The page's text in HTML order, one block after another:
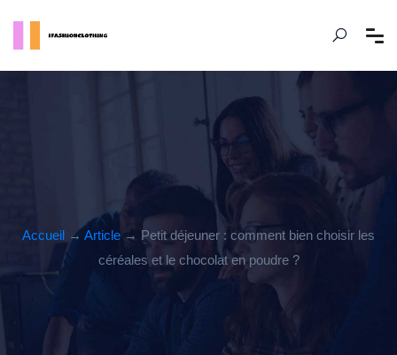
Accueil → Article → Petit déjeuner : comment bien choisir les
céréales et le chocolat en poudre ?